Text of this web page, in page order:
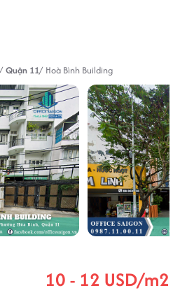
Quận 11 Hoà Bình Building
10 - 12 USD/m2